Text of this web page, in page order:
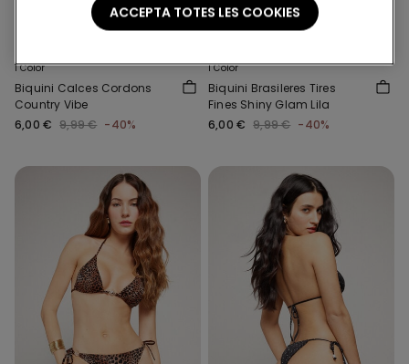
1 Color
Biquini Calces Cordons
Country Vibe
6,00 € 9,99 € -40%
1 Color
Biquini Brasileres Tires
Fines Shiny Glam Lila
6,00 € 9,99 € -40%
ACCEPTA TOTES LES COOKIES